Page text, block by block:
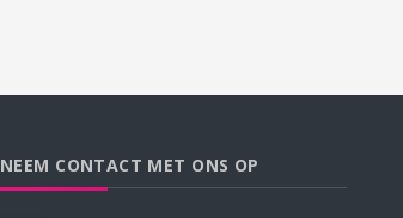
NEEM CONTACT MET ONS OP